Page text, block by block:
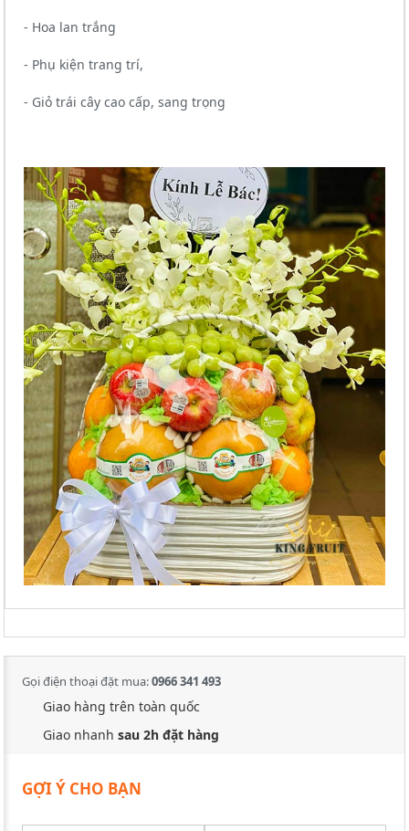
- Hoa lan trắng
- Phụ kiện trang trí,
- Giỏ trái cây cao cấp, sang trọng
Gọi điện thoại đặt mua:0966 341 493
Giao hàng trên toàn quốc
Giao nhanh sau 2h đặt hàng
GỢI Ý CHO BẠN